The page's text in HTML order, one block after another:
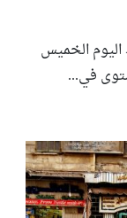
الخميس
في...